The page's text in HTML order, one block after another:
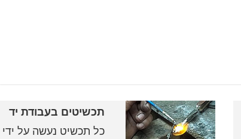
תכשיטים בעבודת יד
כל תכשיט נעשה על ידי